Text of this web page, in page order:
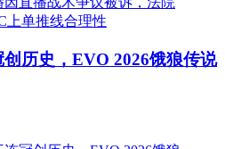
历史，EVO 2026饿狼传说